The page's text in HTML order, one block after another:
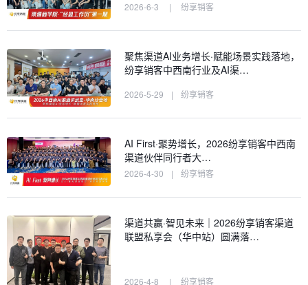
2026-6-3 | 纷享销客
聚焦渠道AI业务增长·赋能场景实践落地，
纷享销客中西南行业及AI渠…
2026-5-29 | 纷享销客
AI First·聚势增长，2026纷享销客中西南
渠道伙伴同行者大…
2026-4-30 | 纷享销客
渠道共赢·智见未来｜2026纷享销客渠道
联盟私享会（华中站）圆满落…
2026-4-8 | 纷享销客